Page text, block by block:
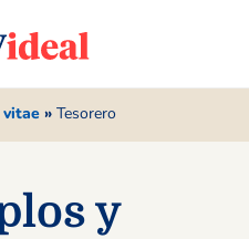
vitae » Tesorero
y